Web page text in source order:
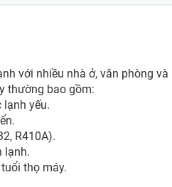
với nhiều nhà ở, văn phòng
thường bao gồm:
yếu.
R410A).
lạnh.
thọ máy.